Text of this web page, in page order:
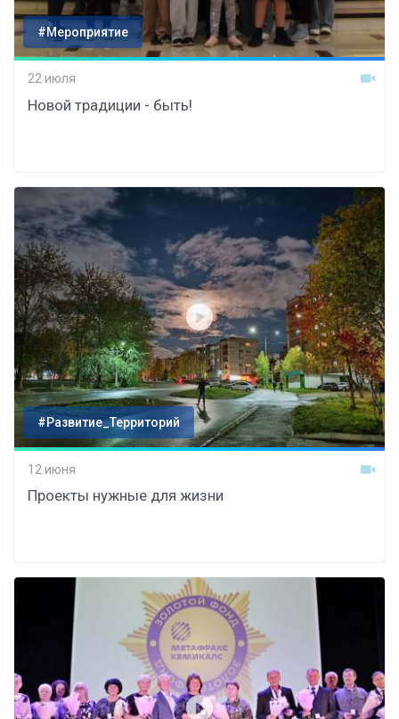
#Мероприятие
22 июля
Новой традиции - быть!
#Развитие_Территорий
12 июня
Проекты нужные для жизни